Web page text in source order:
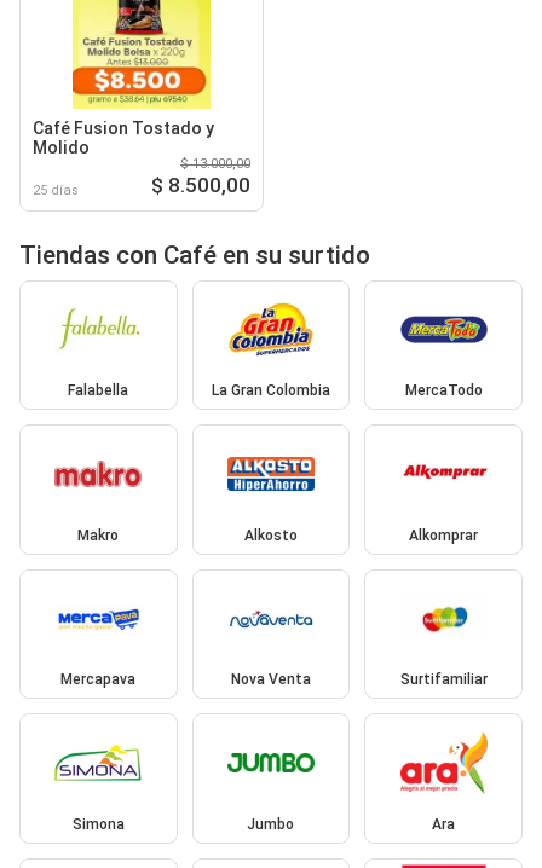
Café Fusion Tostado y
Molido
25 días
$ 13.000,00
$ 8.500,00
Tiendas con Café en su surtido
Falabella La Gran Colombia MercaTodo
Makro Alkosto Alkomprar
Mercapava Nova Venta Surtifamiliar
Simona Jumbo Ara